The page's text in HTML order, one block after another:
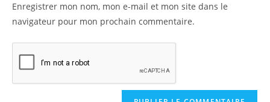
Enregistrer mon nom, mon e-mail et mon site dans le
navigateur pour mon prochain commentaire.